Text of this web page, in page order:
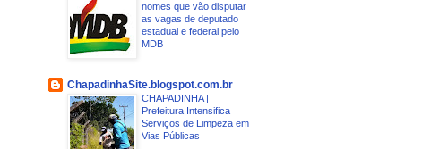
nomes que vão disputar
as vagas de deputado
estadual e federal pelo
MDB
ChapadinhaSite.blogspot.com.br
CHAPADINHA |
Prefeitura Intensifica
Serviços de Limpeza em
Vias Públicas